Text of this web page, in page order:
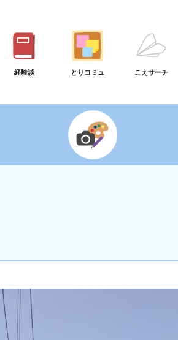
経験談 とりコミュ こえサーチ